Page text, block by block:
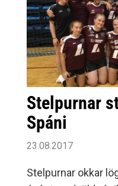
Stelpurnar
Spáni
23.08.2017
Stelpurnar okkar